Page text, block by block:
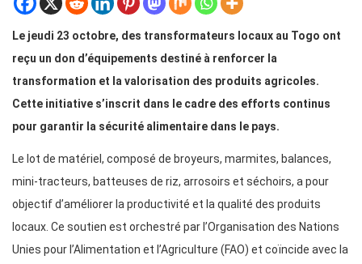
Le jeudi 23 octobre, des transformateurs locaux au Togo ont
reçu un don d’équipements destiné à renforcer la
transformation et la valorisation des produits agricoles.
Cette initiative s’inscrit dans le cadre des efforts continus
pour garantir la sécurité alimentaire dans le pays.
Le lot de matériel, composé de broyeurs, marmites, balances,
mini-tracteurs, batteuses de riz, arrosoirs et séchoirs, a pour
objectif d’améliorer la productivité et la qualité des produits
locaux. Ce soutien est orchestré par l’Organisation des Nations
Unies pour l’Alimentation et l’Agriculture (FAO) et coïncide avec la